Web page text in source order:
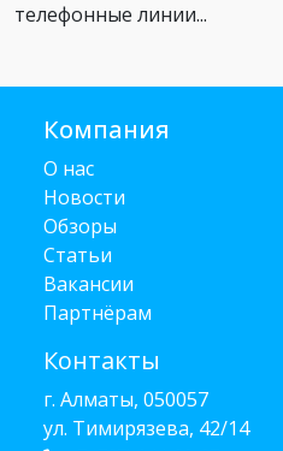
телефонные линии...
Компания
О нас
Новости
Обзоры
Статьи
Вакансии
Партнёрам
Контакты
г. Алматы, 050057
ул. Тимирязева, 42/14